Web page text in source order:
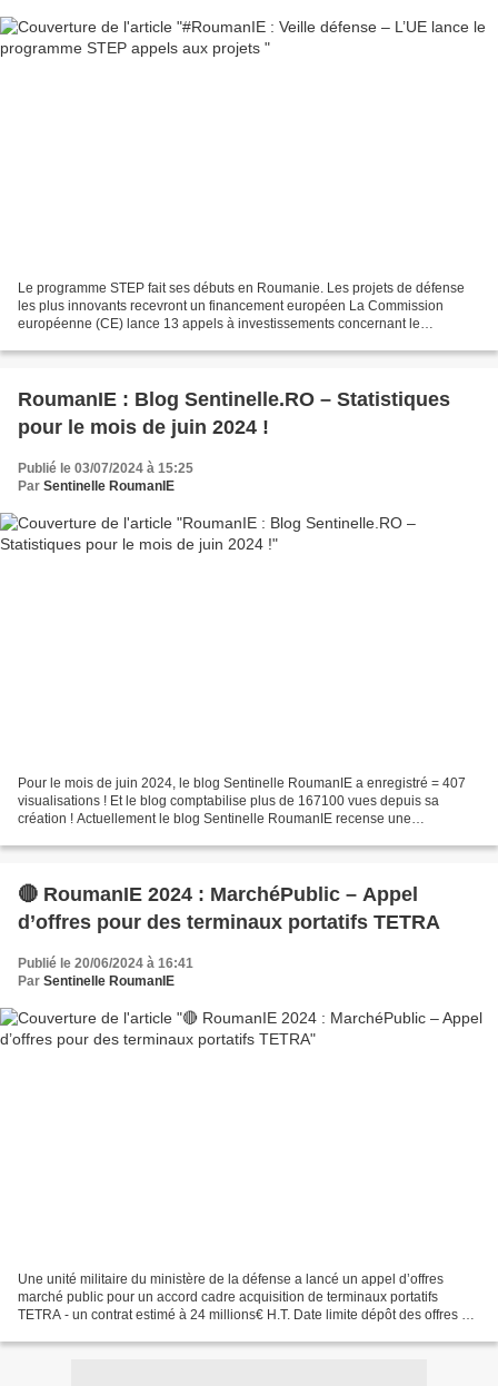
Le programme STEP fait ses débuts en Roumanie. Les projets de défense
les plus innovants recevront un financement européen La Commission
européenne (CE) lance 13 appels à investissements concernant le
RoumanIE : Blog Sentinelle.RO – Statistiques
pour le mois de juin 2024 !
Publié le 03/07/2024 à 15:25
Par Sentinelle RoumanIE
Pour le mois de juin 2024, le blog Sentinelle RoumanIE a enregistré = 407
visualisations ! Et le blog comptabilise plus de 167100 vues depuis sa
création ! Actuellement le blog Sentinelle RoumanIE recense une
🔴 RoumanIE 2024 : MarchéPublic – Appel
d’offres pour des terminaux portatifs TETRA
Publié le 20/06/2024 à 16:41
Par Sentinelle RoumanIE
Une unité militaire du ministère de la défense a lancé un appel d’offres
marché public pour un accord cadre acquisition de terminaux portatifs
TETRA - un contrat estimé à 24 millions€ H.T. Date limite dépôt des offres =